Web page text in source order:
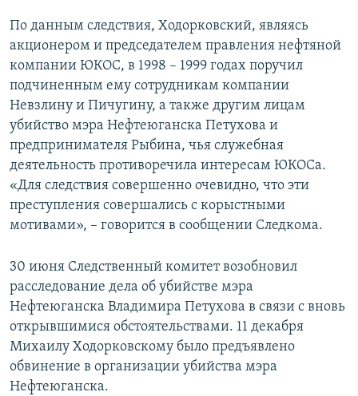
По данным следствия, Ходорковский, являясь
акционером и председателем правления нефтяной
компании ЮКОС, в 1998 – 1999 годах поручил
подчиненным ему сотрудникам компании
Невзлину и Пичугину, а также другим лицам
убийство мэра Нефтеюганска Петухова и
предпринимателя Рыбина, чья служебная
деятельность противоречила интересам ЮКОСа.
«Для следствия совершенно очевидно, что эти
преступления совершались с корыстными
мотивами», – говорится в сообщении Следкома.
30 июня Следственный комитет возобновил
расследование дела об убийстве мэра
Нефтеюганска Владимира Петухова в связи с вновь
открывшимися обстоятельствами. 11 декабря
Михаилу Ходорковскому было предъявлено
обвинение в организации убийства мэра
Нефтеюганска.